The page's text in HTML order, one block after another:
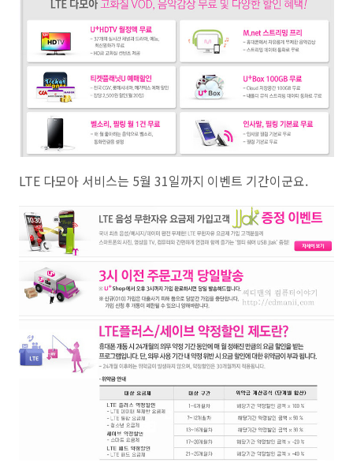
LTE 다모아 서비스는 5월 31일까지 이벤트 기간이군요.